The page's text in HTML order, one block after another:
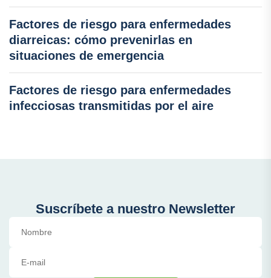
Factores de riesgo para enfermedades
diarreicas: cómo prevenirlas en
situaciones de emergencia
Factores de riesgo para enfermedades
infecciosas transmitidas por el aire
Suscríbete a nuestro Newsletter